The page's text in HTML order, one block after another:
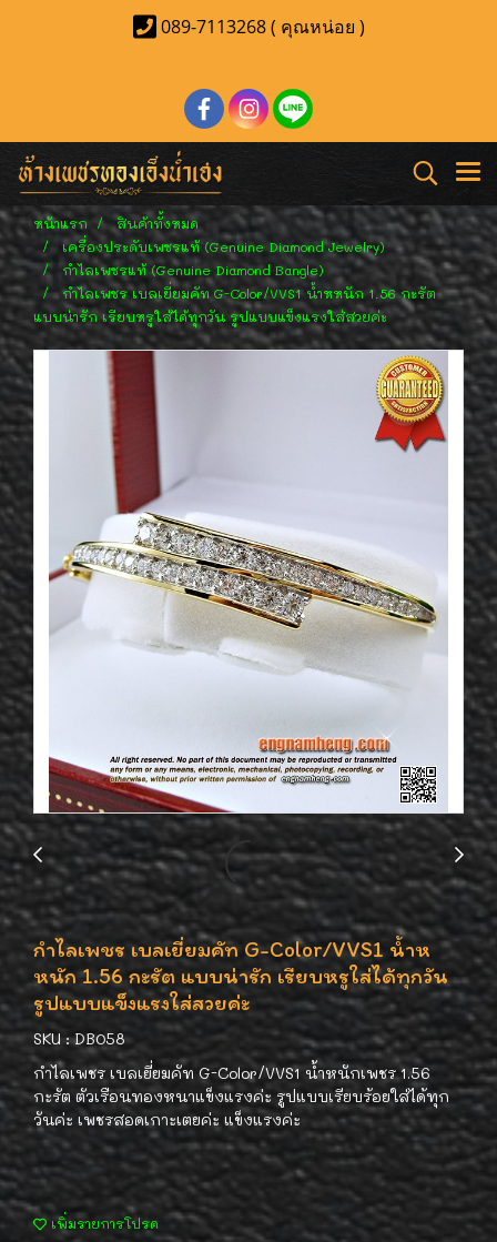
089-7113268 ( คุณหน่อย )
หน้าแรก
สินค้าทั้งหมด
เครื่องประดับเพชรแท้ (Genuine Diamond Jewelry)
กำไลเพชรแท้ (Genuine Diamond Bangle)
กำไลเพชร เบลเยี่ยมคัท G-Color/VVS1 น้ำหหนัก 1.56 กะรัต
แบบน่ารัก เรียบหรูใส่ได้ทุกวัน รูปแบบแข็งแรงใส่สวยค่ะ
กำไลเพชร เบลเยี่ยมคัท G-Color/VVS1 น้ำห
หนัก 1.56 กะรัต แบบน่ารัก เรียบหรูใส่ได้ทุกวัน
รูปแบบแข็งแรงใส่สวยค่ะ
SKU : DB058
กำไลเพชร เบลเยี่ยมคัท G-Color/VVS1 น้ำหนักเพชร 1.56
กะรัต ตัวเรือนทองหนาแข็งแรงค่ะ รูปแบบเรียบร้อยใส่ได้ทุก
วันค่ะ เพชรสอดเกาะเตยค่ะ แข็งแรงค่ะ
เพิ่มรายการโปรด